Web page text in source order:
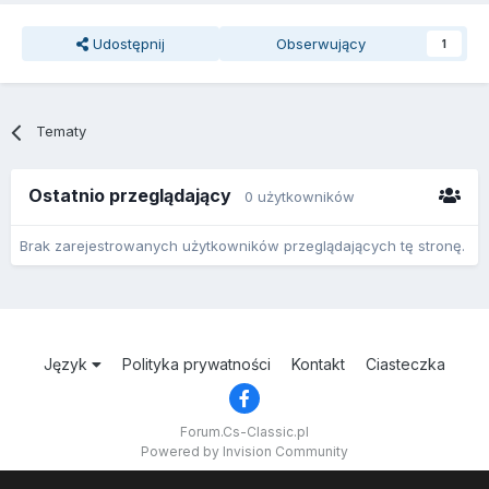
Udostępnij Obserwujący 1
Tematy
Ostatnio przeglądający 0 użytkowników
Brak zarejestrowanych użytkowników przeglądających tę stronę.
Język Polityka prywatności Kontakt Ciasteczka
Forum.Cs-Classic.pl
Powered by Invision Community